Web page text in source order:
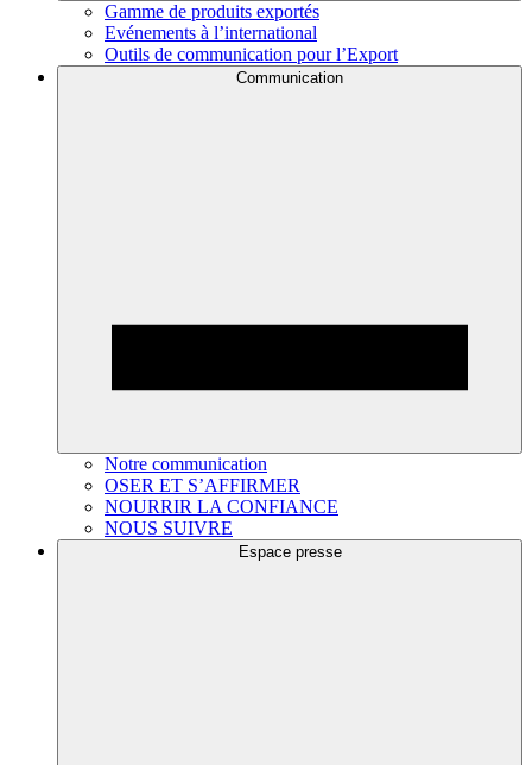
Gamme de produits exportés
Evénements à l’international
Outils de communication pour l’Export
Communication
Notre communication
OSER ET S’AFFIRMER
NOURRIR LA CONFIANCE
NOUS SUIVRE
Espace presse